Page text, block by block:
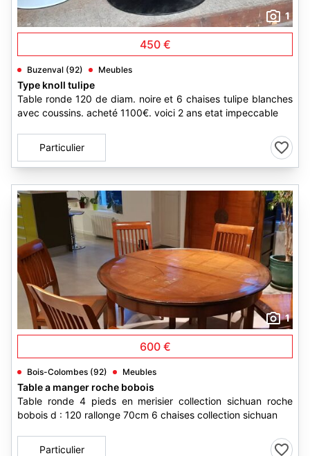
1
450 €
Buzenval (92) Meubles
Type knoll tulipe
Table ronde 120 de diam. noire et 6 chaises tulipe blanches
avec coussins. acheté 1100€. voici 2 ans etat impeccable
Particulier
1
600 €
Bois-Colombes (92) Meubles
Table a manger roche bobois
Table ronde 4 pieds en merisier collection sichuan roche
bobois d : 120 rallonge 70cm 6 chaises collection sichuan
Particulier